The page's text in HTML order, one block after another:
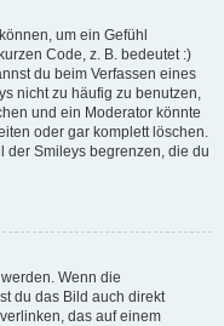
um ein Gefühl
Code, z. B. bedeutet :)
du beim Verfassen eines
nicht zu häufig zu benutzen,
und ein Moderator könnte
oder gar komplett löschen.
der Smileys begrenzen, die du
Wenn die
du das Bild auch direkt
das auf einem